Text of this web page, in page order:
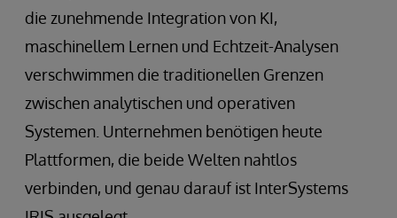
die zunehmende Integration von KI,
maschinellem Lernen und Echtzeit-Analysen
verschwimmen die traditionellen Grenzen
zwischen analytischen und operativen
Systemen. Unternehmen benötigen heute
Plattformen, die beide Welten nahtlos
verbinden, und genau darauf ist InterSystems